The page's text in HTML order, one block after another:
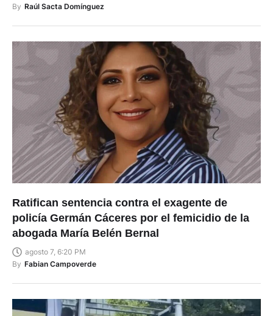
By Raúl Sacta Domínguez
Ratifican sentencia contra el exagente de
policía Germán Cáceres por el femicidio de la
abogada María Belén Bernal
agosto 7, 6:20 PM
By Fabian Campoverde